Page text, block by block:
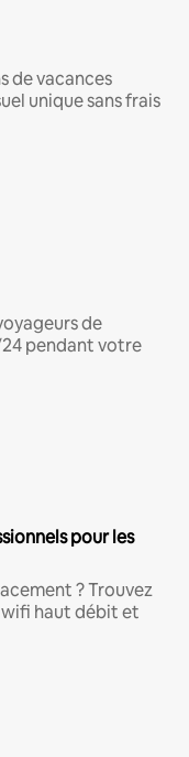
de vacances
unique sans frais
de
pendant votre
pour les
? Trouvez
wifi haut débit et